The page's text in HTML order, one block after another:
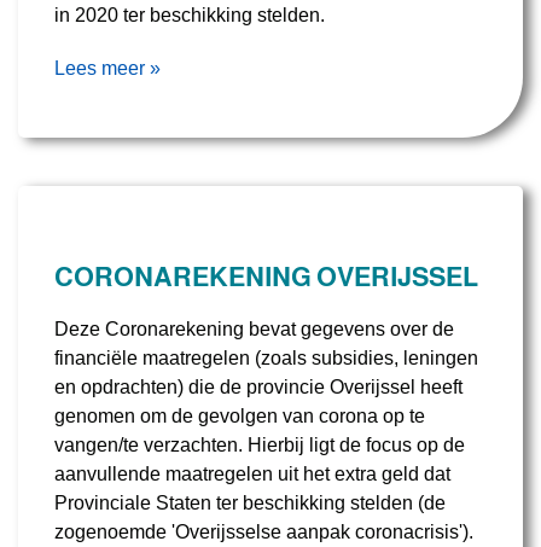
in 2020 ter beschikking stelden.
Lees meer »
CORONAREKENING OVERIJSSEL
Deze Coronarekening bevat gegevens over de
financiële maatregelen (zoals subsidies, leningen
en opdrachten) die de provincie Overijssel heeft
genomen om de gevolgen van corona op te
vangen/te verzachten. Hierbij ligt de focus op de
aanvullende maatregelen uit het extra geld dat
Provinciale Staten ter beschikking stelden (de
zogenoemde 'Overijsselse aanpak coronacrisis').